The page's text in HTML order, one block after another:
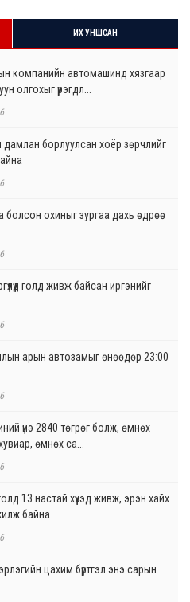
ИХ УНШСАН
компанийн автомашинд хязгаар
олгохыг үүрэгдл...
борлуулсан хоёр зөрчлийг
болсон охиныг зургаа дахь өдрөө
голд живж байсан иргэнийг
арын автозамыг өнөөдөр 23:00
үнэ 2840 төгрөг болж, өмнөх
өмнөх са...
13 настай хүүхэд живж, эрэн хайх
байна
цахим бүртгэл энэ сарын